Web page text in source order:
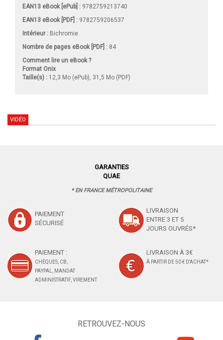
EAN13 eBook [ePub] : 9782759213740
EAN13 eBook [PDF] : 9782759206537
Intérieur : Bichromie
Nombre de pages eBook [PDF] : 84
Comment lire un eBook ?
Format Onix
Taille(s) : 12,3 Mo (ePub), 31,5 Mo (PDF)
VIDÉO
GARANTIES
QUAE
* EN FRANCE MÉTROPOLITAINE
PAIEMENT
SÉCURISÉ
LIVRAISON
ENTRE 3 ET 5
JOURS OUVRÉS*
PAIEMENT :
CHÈQUES, CB,
PAYPAL, MANDAT
ADMINISTRATIF, VIREMENT
LIVRAISON À 3€
À PARTIR DE 50 € D'ACHAT*
RETROUVEZ-NOUS